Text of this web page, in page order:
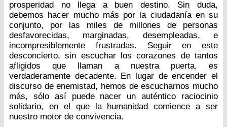
prosperidad no llega a buen destino. Sin duda,
debemos hacer mucho más por la ciudadanía en su
conjunto, por las miles de millones de personas
desfavorecidas, marginadas, desempleadas, e
incompresiblemente frustradas. Seguir en este
desconcierto, sin escuchar los corazones de tantos
afligidos que llaman a nuestra puerta, es
verdaderamente decadente. En lugar de encender el
discurso de enemistad, hemos de escucharnos mucho
más, sólo así puede nacer un auténtico raciocinio
solidario, en el que la humanidad comience a ser
nuestro motor de convivencia.